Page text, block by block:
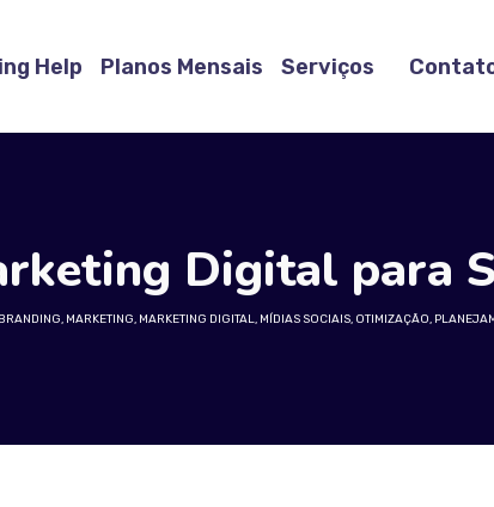
Help Planos Mensais Serviços
Digital para
BRANDING, MARKETING, MARKETING DIGITAL, MÍDIAS SOCIAIS, OTIMIZAÇÃO,